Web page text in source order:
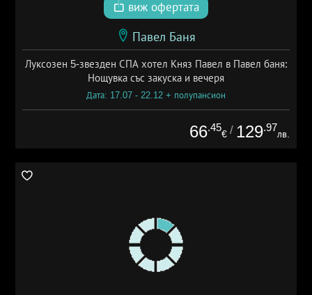
виж офертата
Павел Баня
Луксозен 5-звезден СПА хотел Княз Павел в Павел баня:
Нощувка със закуска и вечеря
Дата: 17.07 - 22.12 + полупансион
66.45
€ / 129.97
лв.